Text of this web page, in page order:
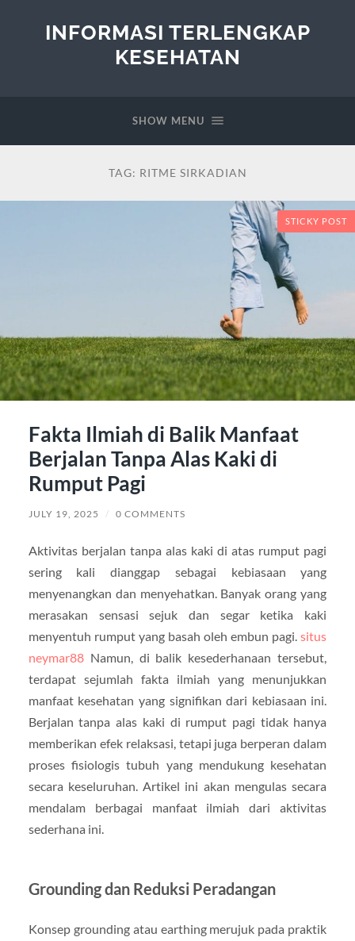
INFORMASI TERLENGKAP
KESEHATAN
SHOW MENU
TAG: RITME SIRKADIAN
STICKY POST
Fakta Ilmiah di Balik Manfaat
Berjalan Tanpa Alas Kaki di
Rumput Pagi
JULY 19, 2025 / 0 COMMENTS
Aktivitas berjalan tanpa alas kaki di atas rumput pagi
sering kali dianggap sebagai kebiasaan yang
menyenangkan dan menyehatkan. Banyak orang yang
merasakan sensasi sejuk dan segar ketika kaki
menyentuh rumput yang basah oleh embun pagi.situs
neymar88Namun, di balik kesederhanaan tersebut,
terdapat sejumlah fakta ilmiah yang menunjukkan
manfaat kesehatan yang signifikan dari kebiasaan ini.
Berjalan tanpa alas kaki di rumput pagi tidak hanya
memberikan efek relaksasi, tetapi juga berperan dalam
proses fisiologis tubuh yang mendukung kesehatan
secara keseluruhan. Artikel ini akan mengulas secara
mendalam berbagai manfaat ilmiah dari aktivitas
sederhana ini.
Grounding dan Reduksi Peradangan
Konsep grounding atau earthing merujuk pada praktik